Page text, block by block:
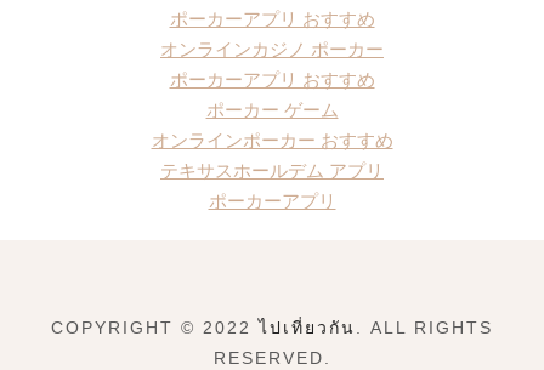
ポーカーアプリ おすすめ
オンラインカジノ ポーカー
ポーカーアプリ おすすめ
ポーカー ゲーム
オンラインポーカー おすすめ
テキサスホールデム アプリ
ポーカーアプリ
COPYRIGHT © 2022ไปเที่ยวกัน
. ALL RIGHTS
RESERVED.